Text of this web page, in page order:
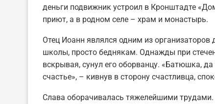
деньги подвижник устроил в Кронштадте
приют, а в родном селе – храм и монастырь.
Отец Иоанн являлся одним из
школы, просто беднякам. Однажды при
вскрывая, сунул его оборванцу. «Батюшка,
счастье», – кивнув в сторону счастливца,
Слава оборачивалась тяжелейшими